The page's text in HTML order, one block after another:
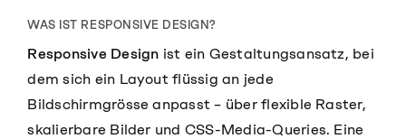
WAS IST RESPONSIVE DESIGN?
Responsive Design ist ein Gestaltungsansatz, bei
dem sich ein Layout flüssig an jede
Bildschirmgrösse anpasst – über flexible Raster,
skalierbare Bilder und CSS-Media-Queries. Eine